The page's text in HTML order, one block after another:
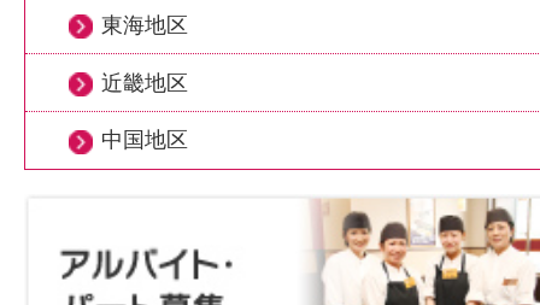
東海地区
近畿地区
中国地区